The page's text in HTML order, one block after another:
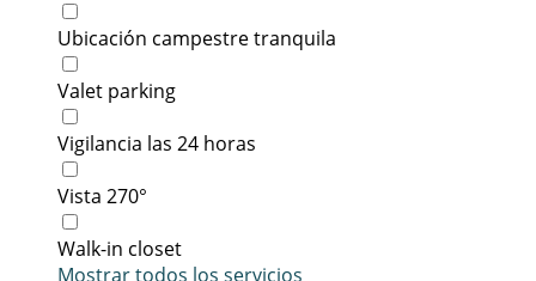
Ubicación campestre tranquila
Valet parking
Vigilancia las 24 horas
Vista 270°
Walk-in closet
Mostrar todos los servicios